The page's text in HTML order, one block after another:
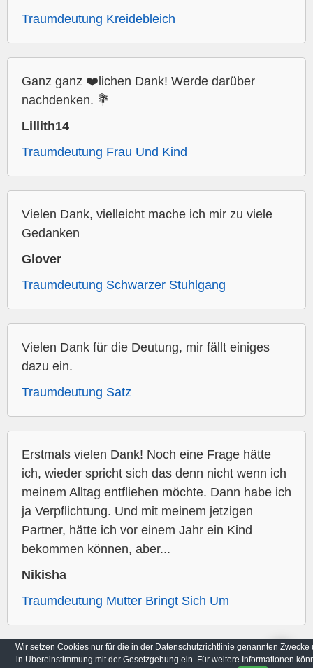
Traumdeutung Kreidebleich
Ganz ganz ❤️lichen Dank! Werde darüber
nachdenken. 💐
Lillith14
Traumdeutung Frau Und Kind
Vielen Dank, vielleicht mache ich mir zu viele
Gedanken
Glover
Traumdeutung Schwarzer Stuhlgang
Vielen Dank für die Deutung, mir fällt einiges
dazu ein.
Traumdeutung Satz
Erstmals vielen Dank! Noch eine Frage hätte
ich, wieder spricht sich das denn nicht wenn ich
meinem Alltag entfliehen möchte. Dann habe ich
ja Verpflichtung. Und mit meinem jetzigen
Partner, hätte ich vor einem Jahr ein Kind
bekommen können, aber...
Nikisha
Traumdeutung Mutter Bringt Sich Um
Archiv Datenschutzbestimmungen
Wir setzen Cookies nur für die in der Datenschutzrichtlinie genannten Zwecke
in Übereinstimmung mit der Gesetzgebung ein. Für weitere Informationen